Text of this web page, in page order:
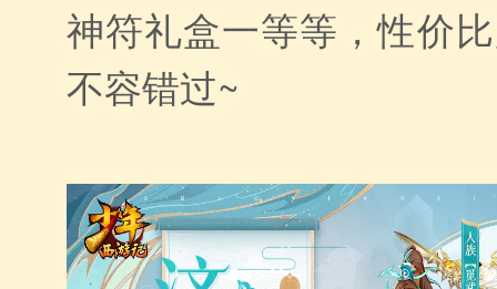
神符礼盒一等等，性价
不容错过~